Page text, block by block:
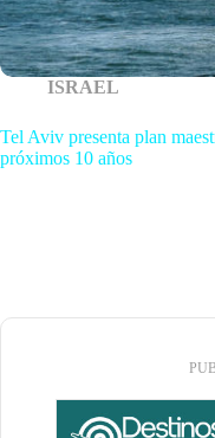
ISRAEL
Tel Aviv presenta plan
próximos 10 años